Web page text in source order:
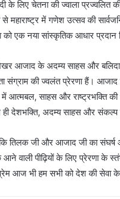
लिए चेतना की ज्वाला प्रज्वलित
महाराष्ट्र में गणेश उत्सव की
को एक नया सांस्कृतिक आधार प्रदान
आजाद के अदम्य साहस और
संग्राम की ज्वलंत प्रेरणा हैं।
आत्मबल, साहस और राष्ट्रभक्ति की
ही देशभक्ति, अदम्य साहस और संकल्प
तिलक जी और आजाद जी का
आने वाली पीढ़ियों के लिए प्रेरणा के
आज भी हम सभी को देश की सेवा